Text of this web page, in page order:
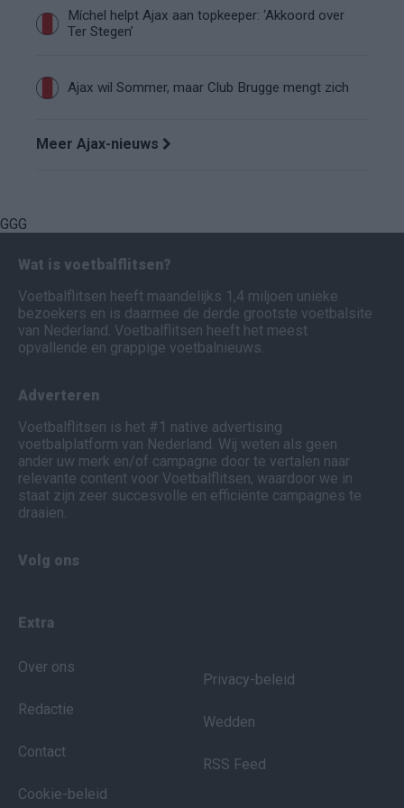
Míchel helpt Ajax aan topkeeper: ‘Akkoord over
Ter Stegen’
Ajax wil Sommer, maar Club Brugge mengt zich
Meer Ajax-nieuws
GGG
Wat is voetbalflitsen?
Voetbalflitsen heeft maandelijks 1,4 miljoen unieke
bezoekers en is daarmee de derde grootste voetbalsite
van Nederland. Voetbalflitsen heeft het meest
opvallende en grappige voetbalnieuws.
Adverteren
Voetbalflitsen is het #1 native advertising
voetbalplatform van Nederland. Wij weten als geen
ander uw merk en/of campagne door te vertalen naar
relevante content voor Voetbalflitsen, waardoor we in
staat zijn zeer succesvolle en efficiënte campagnes te
draaien.
Volg ons
Extra
Over ons
Redactie
Contact
Cookie-beleid
Privacy-beleid
Wedden
RSS Feed